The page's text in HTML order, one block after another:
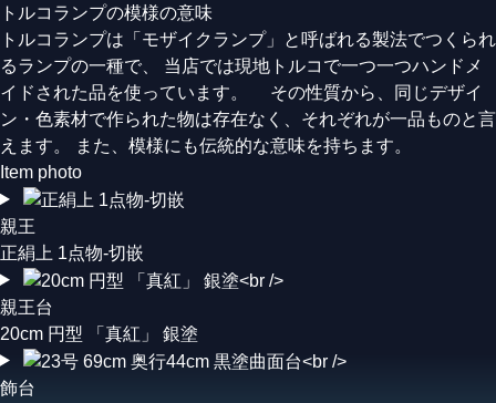
トルコランプの模様の意味
トルコランプは「モザイクランプ」と呼ばれる製法でつくられ
るランプの一種で、 当店では現地トルコで一つ一つハンドメ
イドされた品を使っています。 その性質から、同じデザイ
ン・色素材で作られた物は存在なく、それぞれが一品ものと言
えます。 また、模様にも伝統的な意味を持ちます。
Item photo
親王
正絹上 1点物-切嵌
親王台
20cm 円型 「真紅」 銀塗
飾台